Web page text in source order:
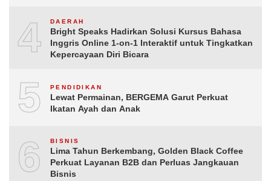
4 DAERAH
Bright Speaks Hadirkan Solusi Kursus Bahasa
Inggris Online 1-on-1 Interaktif untuk Tingkatkan
Kepercayaan Diri Bicara
5 PENDIDIKAN
Lewat Permainan, BERGEMA Garut Perkuat
Ikatan Ayah dan Anak
6 BISNIS
Lima Tahun Berkembang, Golden Black Coffee
Perkuat Layanan B2B dan Perluas Jangkauan
Bisnis